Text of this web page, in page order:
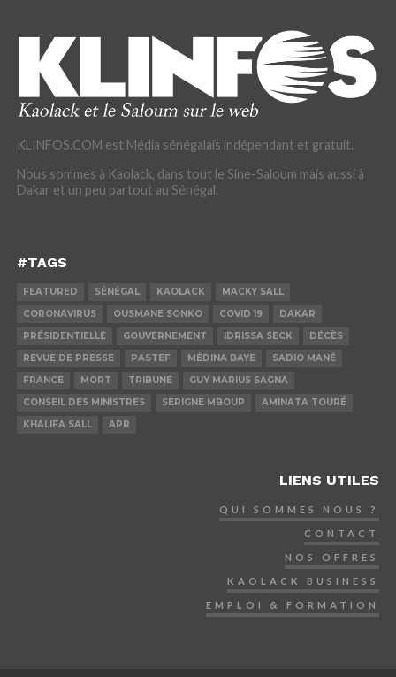
KLINFOS.COM est Média sénégalais indépendant et gratuit.
Nous sommes à Kaolack, dans tout le Sine-Saloum mais aussi à
Dakar et un peu partout au Sénégal.
#TAGS
FEATURED SÉNÉGAL KAOLACK
MACKY SALL
CORONAVIRUS
OUSMANE SONKO COVID 19
DAKAR
PRÉSIDENTIELLE
GOUVERNEMENT IDRISSA SECK
DÉCÈS
REVUE DE PRESSE
PASTEF MÉDINA BAYE
SADIO MANÉ
FRANCE
MORT TRIBUNE
GUY MARIUS SAGNA
CONSEIL DES MINISTRES
SERIGNE MBOUP
AMINATA TOURÉ
KHALIFA SALL
APR
LIENS UTILES
QUI SOMMES NOUS ?
CONTACT
NOS OFFRES
KAOLACK BUSINESS
EMPLOI & FORMATION